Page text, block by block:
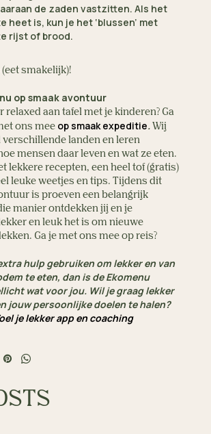
de zaden vastzitten. Als het
heet is, kun je het ‘blussen’ met
rijst of brood.
smakelijk)!
op smaak avontuur
relaxed aan tafel met je kinderen? Ga
ons mee op smaak expeditie. Wij
verschillende landen en leren
mensen daar leven en wat ze eten.
lekkere recepten, een heel tof (gratis)
leuke weetjes en tips. Tijdens dit
is proeven een belangrijk
manier ontdekken jij en je
en leuk het is om nieuwe
Ga je met ons mee op reis?
hulp gebruiken om lekker en van
te eten, dan is de Ekomenu
wat voor jou. Wil je graag lekker
jouw persoonlijke doelen te halen?
je lekker app en coaching